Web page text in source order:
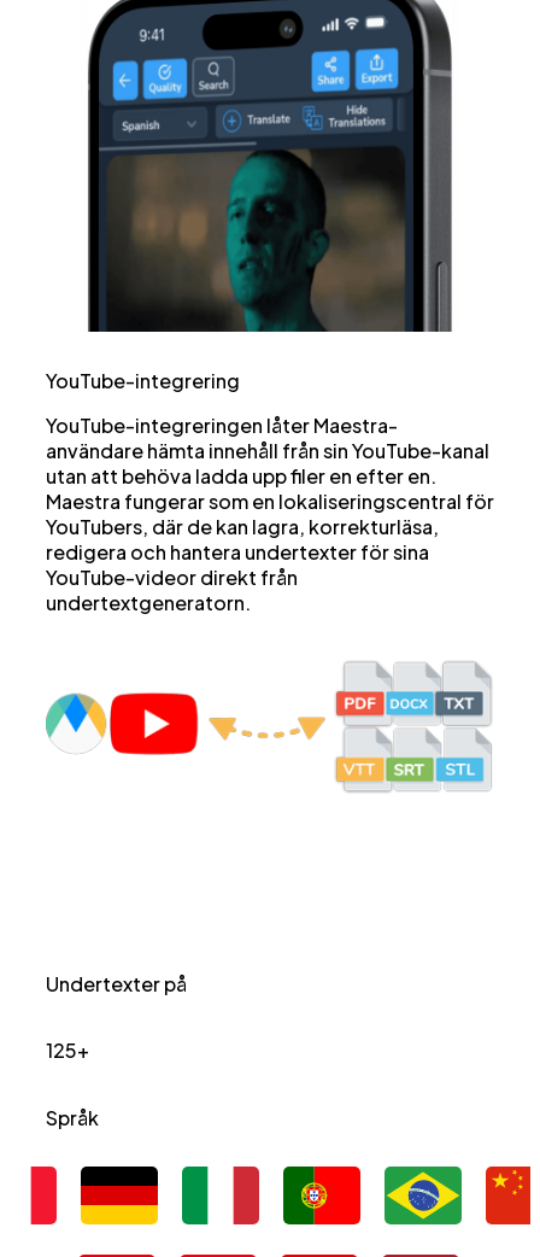
YouTube-integrering
YouTube-integreringen låter Maestra-
användare hämta innehåll från sin YouTube-kanal
utan att behöva ladda upp filer en efter en.
Maestra fungerar som en lokaliseringscentral för
YouTubers, där de kan lagra, korrekturläsa,
redigera och hantera undertexter för sina
YouTube-videor direkt från
undertextgeneratorn.
Undertexter på
125+
Språk